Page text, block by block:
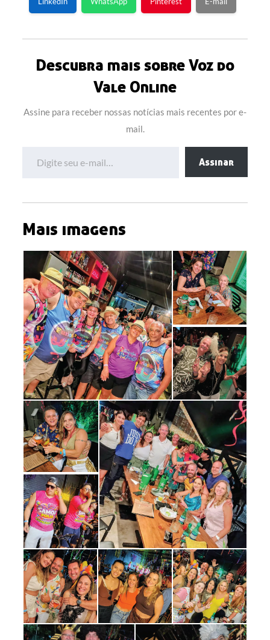
Descubra mais sobre Voz do
Vale Online
Assine para receber nossas notícias mais recentes por e-
mail.
Assinar
Mais imagens